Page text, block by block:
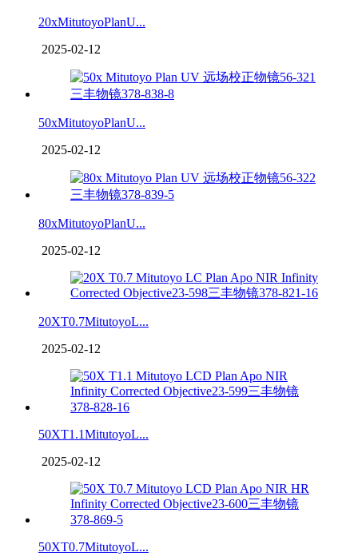
20xMitutoyoPlanU...
2025-02-12
50xMitutoyoPlanU...
2025-02-12
80xMitutoyoPlanU...
2025-02-12
20XT0.7MitutoyoL...
2025-02-12
50XT1.1MitutoyoL...
2025-02-12
50XT0.7MitutoyoL...